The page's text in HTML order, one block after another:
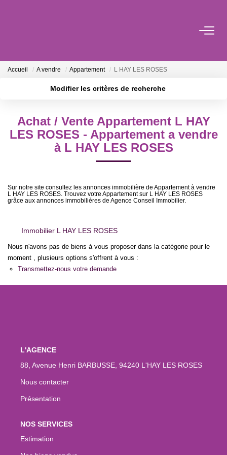
L'AGENCE
CONTACT
Accueil A vendre Appartement L HAY LES ROSES
Modifier les critères de recherche
Plus de critères Créer une alerte
Achat / Vente Appartement L HAY
LES ROSES - Appartement a vendre
à L HAY LES ROSES
Sur notre site consultez les annonces immobilière de Appartement à vendre
L HAY LES ROSES. Trouvez votre Appartement sur L HAY LES ROSES
grâce aux annonces immobilières de Agence Conseil Immobilier.
Immobilier L HAY LES ROSES
Nous n'avons pas de biens à vous proposer dans la catégorie pour le
moment , plusieurs options s'offrent à vous :
Transmettez-nous votre demande
L'AGENCE
88, Avenue Henri BARBUSSE, 94240 L'HAY LES ROSES
Nous contacter
Présentation
NOS SERVICES
Estimation